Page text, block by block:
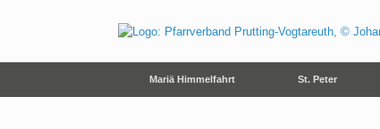
Mariä Himmelfahrt St. Peter